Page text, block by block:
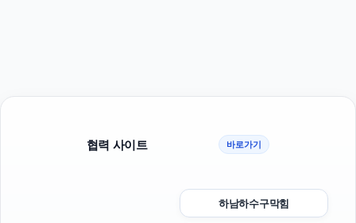
협력 사이트 바로가기
하남하수구막힘